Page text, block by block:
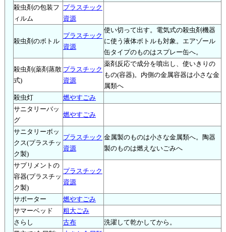
殺虫剤の包装フ
ィルム
プラスチック
資源
殺虫剤のボトル
プラスチック
資源
使い切って出す。電気式の殺虫剤機器
に使う液体ボトルも対象。エアゾール
缶タイプのものはスプレー缶へ。
殺虫剤(薬剤蒸散
式)
プラスチック
資源
薬剤反応で成分を噴出し、使いきりの
もの(容器)。内側の金属容器は小さな金
属類へ
殺虫灯
燃やすごみ
サニタリーバッ
グ
燃やすごみ
サニタリーボッ
クス(プラスチッ
ク製)
プラスチック
資源
金属製のものは小さな金属類へ。陶器
製のものは燃えないごみへ
サプリメントの
容器(プラスチッ
ク製)
プラスチック
資源
サポーター
燃やすごみ
サマーベッド
粗大ごみ
さらし
古布
洗濯して乾かしてから。